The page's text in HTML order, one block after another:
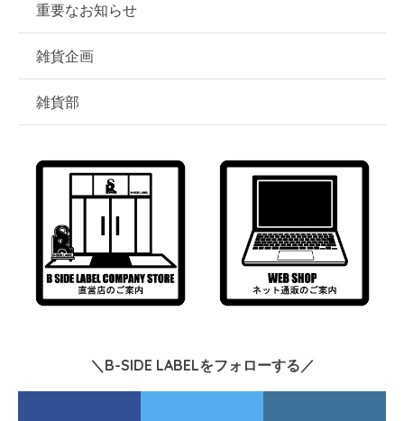
重要なお知らせ
雑貨企画
雑貨部
＼B-SIDE LABELをフォローする／